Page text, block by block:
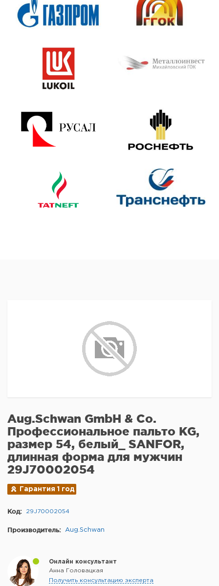
Aug.Schwan GmbH & Co.
Профессиональное пальто KG,
размер 54, белый_ SANFOR,
длинная форма для мужчин
29J70002054
Гарантия 1 год
Код: 29J70002054
Производитель: Aug.Schwan
Онлайн консультант
Анна Головацкая
Получить консультацию эксперта